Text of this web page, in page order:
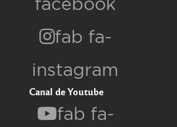
fab fa-
instagram
Canal de Youtube
fab fa-